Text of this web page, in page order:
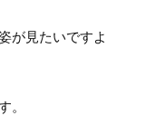
が見たいですよ
。